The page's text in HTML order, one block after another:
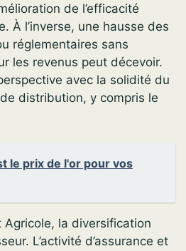
de l’efficacité
À l’inverse, une hausse des
réglementaires sans
les revenus peut décevoir.
avec la solidité du
distribution, y compris le
le prix de l'or pour vos
Agricole, la diversification
L’activité d’assurance et